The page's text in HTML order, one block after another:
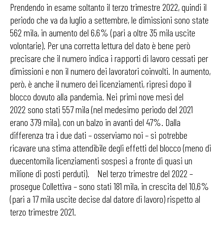
Prendendo in esame soltanto il terzo trimestre 2022, quindi il
periodo che va da luglio a settembre, le dimissioni sono state
562 mila, in aumento del 6,6% (pari a oltre 35 mila uscite
volontarie). Per una corretta lettura del dato è bene però
precisare che il numero indica i rapporti di lavoro cessati per
dimissioni e non il numero dei lavoratori coinvolti. In aumento,
però, è anche il numero dei licenziamenti, ripresi dopo il
blocco dovuto alla pandemia. Nei primi nove mesi del
2022 sono stati 557 mila (nel medesimo periodo del 2021
erano 379 mila), con un balzo in avanti del 47%. Dalla
differenza tra i due dati – osserviamo noi – si potrebbe
ricavare una stima attendibile degli effetti del blocco (meno di
duecentomila licenziamenti sospesi a fronte di quasi un
milione di posti perduti). Nel terzo trimestre del 2022 –
prosegue Collettiva – sono stati 181 mila, in crescita del 10,6%
(pari a 17 mila uscite decise dal datore di lavoro) rispetto al
terzo trimestre 2021.